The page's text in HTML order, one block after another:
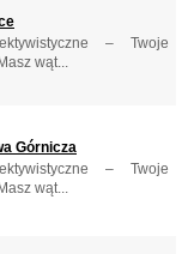
– Twoje
wąt...
Górnicza
– Twoje
wąt...